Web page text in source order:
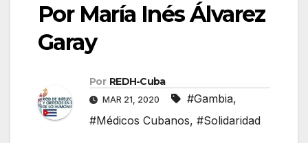
Por María Inés Álvarez
Garay
Por REDH-Cuba
MAR 21, 2020 #Gambia,
#Médicos Cubanos, #Solidaridad